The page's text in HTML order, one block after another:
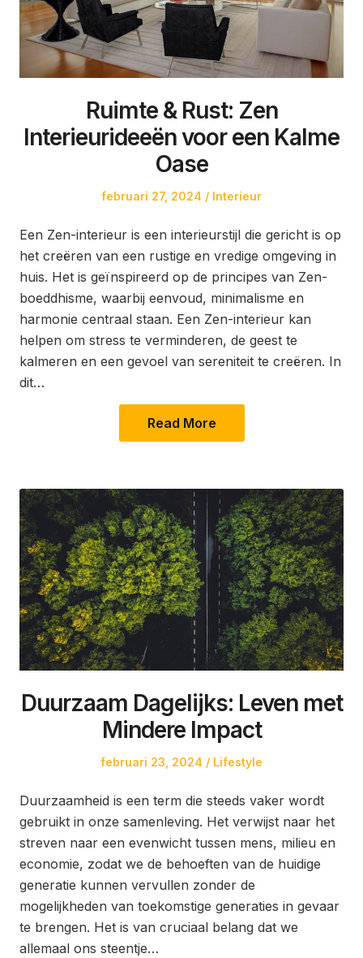
Ruimte & Rust: Zen
Interieurideeën voor een Kalme
Oase
Posted
februari 27, 2024
Posted
Interieur
Een Zen-interieur is een interieurstijl die gericht is op
het creëren van een rustige en vredige omgeving in
huis. Het is geïnspireerd op de principes van Zen-
boeddhisme, waarbij eenvoud, minimalisme en
harmonie centraal staan. Een Zen-interieur kan
helpen om stress te verminderen, de geest te
kalmeren en een gevoel van sereniteit te creëren. In
dit…
Read More
Duurzaam Dagelijks: Leven met
Mindere Impact
Posted
februari 23, 2024
Posted
Lifestyle
Duurzaamheid is een term die steeds vaker wordt
gebruikt in onze samenleving. Het verwijst naar het
streven naar een evenwicht tussen mens, milieu en
economie, zodat we de behoeften van de huidige
generatie kunnen vervullen zonder de
mogelijkheden van toekomstige generaties in gevaar
te brengen. Het is van cruciaal belang dat we
allemaal ons steentje…